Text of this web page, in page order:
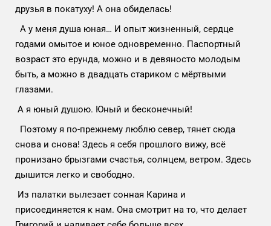
друзья в покатуху! А она обиделась!
А у меня душа юная… И опыт жизненный, сердце
годами омытое и юное одновременно. Паспортный
возраст это ерунда, можно и в девяносто молодым
быть, а можно в двадцать стариком с мёртвыми
глазами.
А я юный душою. Юный и бесконечный!
Поэтому я по-прежнему люблю север, тянет сюда
снова и снова! Здесь я себя прошлого вижу, всё
пронизано брызгами счастья, солнцем, ветром. Здесь
дышится легко и свободно.
Из палатки вылезает сонная Карина и
присоединяется к нам. Она смотрит на то, что делает